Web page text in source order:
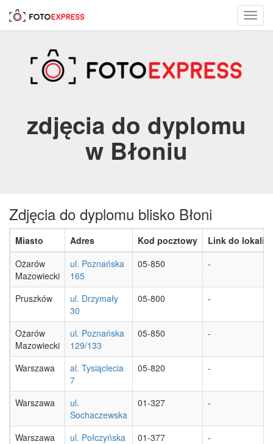
zdjęcia do dyplomu
w Błoniu
Zdjęcia do dyplomu blisko Błoni
Miasto Adres Kod pocztowy
Link do
Ożarów
Mazowiecki
ul. Poznańska
165
05-850 -
Pruszków
ul. Drzymały
30
05-800 -
Ożarów
Mazowiecki
ul. Poznańska
129/133
05-850 -
Warszawa
al. Tysiąclecia
7
05-820 -
Warszawa
ul.
Sochaczewska
01-327 -
Warszawa
ul. Połczyńska
01-377 -